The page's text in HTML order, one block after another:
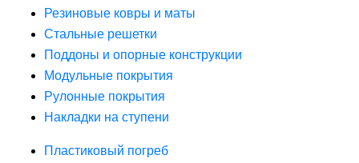
Резиновые ковры и маты
Стальные решетки
Поддоны и опорные конструкции
Модульные покрытия
Рулонные покрытия
Накладки на ступени
Пластиковый погреб